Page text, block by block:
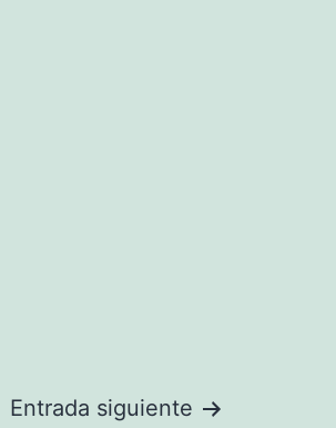
Entrada siguiente